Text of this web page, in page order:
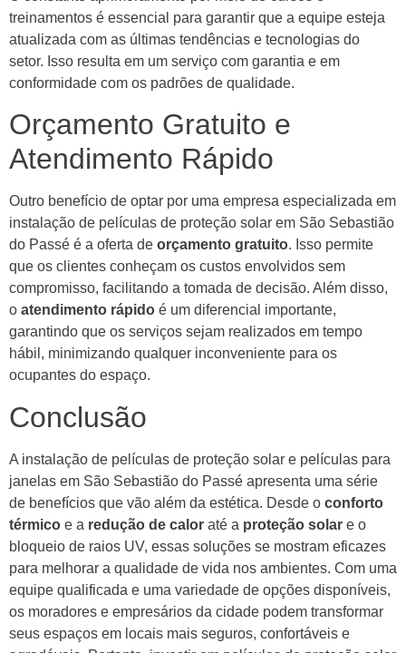
treinamentos é essencial para garantir que a equipe esteja
atualizada com as últimas tendências e tecnologias do
setor. Isso resulta em um serviço com garantia e em
conformidade com os padrões de qualidade.
Orçamento Gratuito e
Atendimento Rápido
Outro benefício de optar por uma empresa especializada em
instalação de películas de proteção solar em São Sebastião
do Passé é a oferta de orçamento gratuito. Isso permite
que os clientes conheçam os custos envolvidos sem
compromisso, facilitando a tomada de decisão. Além disso,
o atendimento rápido é um diferencial importante,
garantindo que os serviços sejam realizados em tempo
hábil, minimizando qualquer inconveniente para os
ocupantes do espaço.
Conclusão
A instalação de películas de proteção solar e películas para
janelas em São Sebastião do Passé apresenta uma série
de benefícios que vão além da estética. Desde o conforto
térmico e a redução de calor até a proteção solar e o
bloqueio de raios UV, essas soluções se mostram eficazes
para melhorar a qualidade de vida nos ambientes. Com uma
equipe qualificada e uma variedade de opções disponíveis,
os moradores e empresários da cidade podem transformar
seus espaços em locais mais seguros, confortáveis e